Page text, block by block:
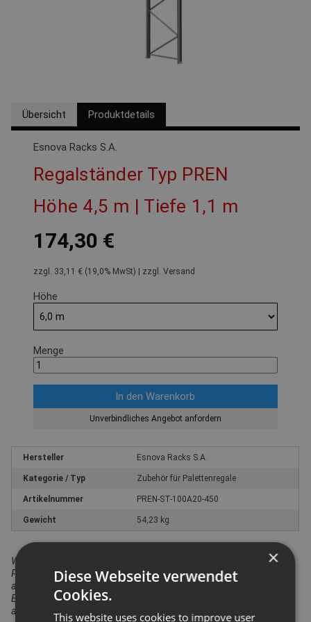
Übersicht Produktdetails
Esnova Racks S.A.
Regalständer Typ PREN
Höhe 4,5 m | Tiefe 1,1 m
174,30 €
zzgl. 33,11 € (19,0% MwSt) | zzgl. Versand
Höhe
Menge
Unverbindliches Angebot anfordern
Hersteller Esnova Racks S.A.
Kategorie / Typ Zubehör für Palettenregale
Artikelnummer PREN-ST-100A20-450
Gewicht 54,23 kg
Wir weisen darauf hin, dass in Bezug auf die
Produktsicherheitsverordnung das hier angebotene Produkt
ausschließlich für den gewerblichen Einsatz vorgesehen ist.
Ein Einsatz durch Verbraucher i.S. v. § 13 BGB ist
auszuschließen.
×
Diese Webseite verwendet
Cookies.
This website uses cookies to improve user